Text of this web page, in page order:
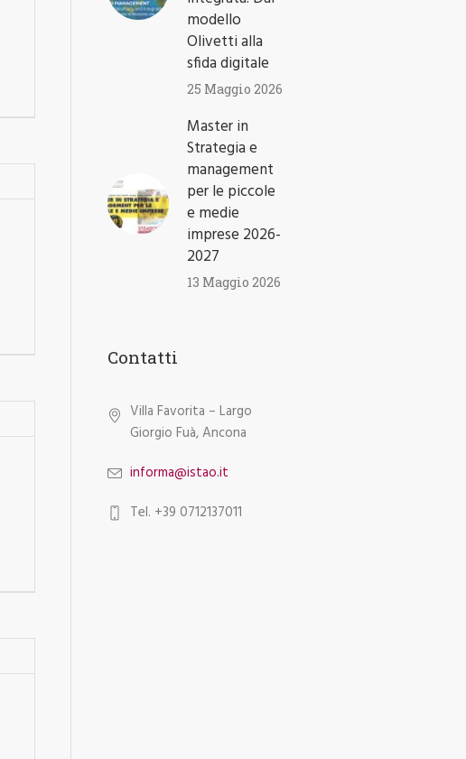
modello
Olivetti alla
sfida digitale
25 Maggio 2026
Master in
Strategia e
management
per le piccole
e medie
imprese 2026-
2027
13 Maggio 2026
Contatti
Villa Favorita – Largo
Giorgio Fuà, Ancona
informa@istao.it
Tel. +39 0712137011